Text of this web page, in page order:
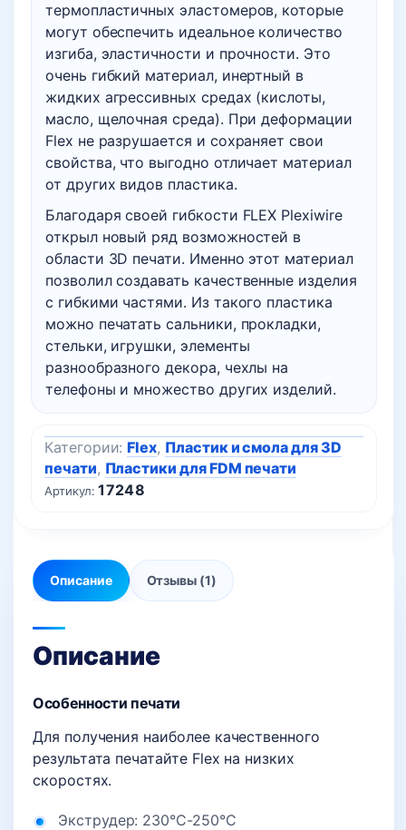
термопластичных эластомеров, которые
могут обеспечить идеальное количество
изгиба, эластичности и прочности. Это
очень гибкий материал, инертный в
жидких агрессивных средах (кислоты,
масло, щелочная среда). При деформации
Flex не разрушается и сохраняет свои
свойства, что выгодно отличает материал
от других видов пластика.
Благодаря своей гибкости FLEX Plexiwire
открыл новый ряд возможностей в
области 3D печати. Именно этот материал
позволил создавать качественные изделия
с гибкими частями. Из такого пластика
можно печатать сальники, прокладки,
стельки, игрушки, элементы
разнообразного декора, чехлы на
телефоны и множество других изделий.
Артикул:17248
Категории:Flex, Пластик и смола для 3D
печати, Пластики для FDM печати
Описание Отзывы (1)
Описание
Особенности печати
Для получения наиболее качественного
результата печатайте Flex на низких
скоростях.
Экструдер: 230°С-250°С